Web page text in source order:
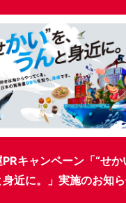
テナビリティレポート